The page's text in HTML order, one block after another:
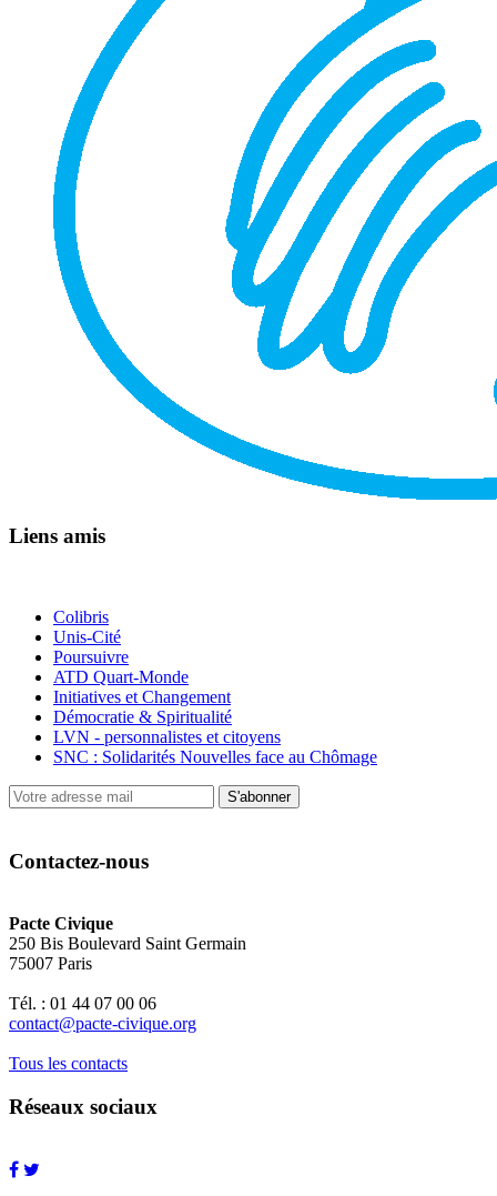
Liens amis
Colibris
Unis-Cité
Poursuivre
ATD Quart-Monde
Initiatives et Changement
Démocratie & Spiritualité
LVN - personnalistes et citoyens
SNC : Solidarités Nouvelles face au Chômage
S'abonner
Contactez-nous
Pacte Civique
250 Bis Boulevard Saint Germain
75007 Paris
Tél. : 01 44 07 00 06
contact@pacte-civique.org
Tous les contacts
Réseaux sociaux